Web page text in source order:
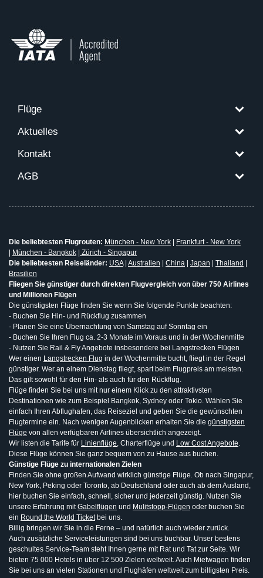
Flüge
Aktuelles
Kontakt
AGB
Die beliebtesten Flugrouten: München - New York
Frankfurt - New York
München - Bangkok
Zürich - Singapur
Die beliebtesten Reiseländer: USA| Australien China Japan Thailand
Brasilien
Fliegen Sie günstiger durch direkten Flugvergleich von über 750 Airlines
und Millionen Flügen
Die günstigsten Flüge finden Sie wenn Sie folgende Punkte beachten:
- Buchen Sie Hin- und Rückflug zusammen
- Planen Sie eine Übernachtung von Samstag auf Sonntag ein
- Buchen Sie Ihren Flug ca. 2-3 Monate im Voraus und in der Wochenmitte
- Nutzen Sie Rail & Fly Angebote insbesondere bei Langstrecken Flügen
Wer einen Langstrecken Flug in der Wochenmitte bucht, fliegt in der Regel
günstiger. Wer an einem Dienstag fliegt, spart beim Flugpreis am meisten.
Das gilt sowohl für den Hin- als auch für den Rückflug.
Flüge finden Sie bei uns mit nur einem Klick zu den attraktivsten
Destinationen wie zum Beispiel Bangkok, Sydney oder Tokio. Wählen Sie
einfach Ihren Abflughafen, das Reiseziel und geben Sie die gewünschten
Flugtermine ein. Nach wenigen Augenblicken erhalten Sie die günstigsten
Flüge von allen verfügbaren Airlines übersichtlich angezeigt.
Wir listen die Tarife für Linienflüge, Charterflüge und Low Cost Angebote.
Diese Flüge können Sie ganz bequem von zu Hause aus buchen.
Günstige Flüge zu internationalen Zielen
Finden Sie ohne großen Aufwand wirklich günstige Flüge. Ob nach Singapur,
New York, Peking oder Toronto, ab Deutschland oder auch ab dem Ausland,
hier buchen Sie einfach, schnell, sicher und jederzeit günstig. Nutzen Sie
unsere Erfahrung mitGabelflügen und Mulitstopp-Flügen oder buchen Sie
ein Round the World Ticketbei uns.
Billig bringen wir Sie in die Ferne – und natürlich auch wieder zurück.
Auch zusätzliche Serviceleistungen sind bei uns buchbar. Unser bestens
geschultes Service-Team steht Ihnen gerne mit Rat und Tat zur Seite. Wir
bieten 75 000 Hotels in über 12 500 Zielen weltweit. Auch Mietwagen finden
Sie bei uns an vielen Stationen und Flughäfen weltweit zum billigsten Preis.